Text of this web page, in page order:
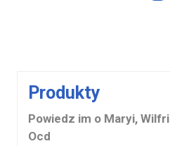
Produkty
Powiedz im o Maryi,
Ocd